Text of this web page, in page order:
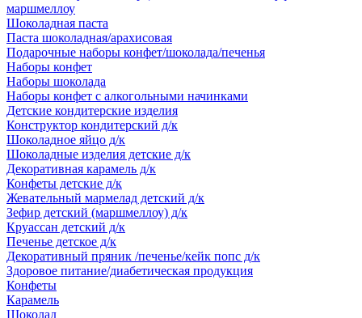
маршмеллоу
Шоколадная паста
Паста шоколадная/арахисовая
Подарочные наборы конфет/шоколада/печенья
Наборы конфет
Наборы шоколада
Наборы конфет с алкогольными начинками
Детские кондитерские изделия
Конструктор кондитерский д/к
Шоколадное яйцо д/к
Шоколадные изделия детские д/к
Декоративная карамель д/к
Конфеты детские д/к
Жевательный мармелад детский д/к
Зефир детский (маршмеллоу) д/к
Круассан детский д/к
Печенье детское д/к
Декоративный пряник /печенье/кейк попс д/к
Здоровое питание/диабетическая продукция
Конфеты
Карамель
Шоколад